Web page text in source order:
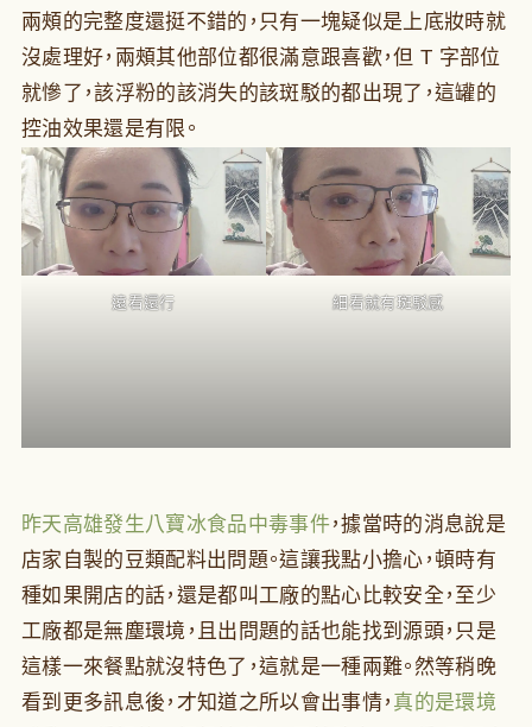
兩頰的完整度還挺不錯的，只有一塊疑似是上底妝時就
沒處理好，兩頰其他部位都很滿意跟喜歡，但 T 字部位
就慘了，該浮粉的該消失的該斑駁的都出現了，這罐的
控油效果還是有限。
遠看還行 細看就有斑駁感
昨天高雄發生八寶冰食品中毒事件，據當時的消息說是
店家自製的豆類配料出問題。這讓我點小擔心，頓時有
種如果開店的話，還是都叫工廠的點心比較安全，至少
工廠都是無塵環境，且出問題的話也能找到源頭，只是
這樣一來餐點就沒特色了，這就是一種兩難。然等稍晚
看到更多訊息後，才知道之所以會出事情， 真的是環境